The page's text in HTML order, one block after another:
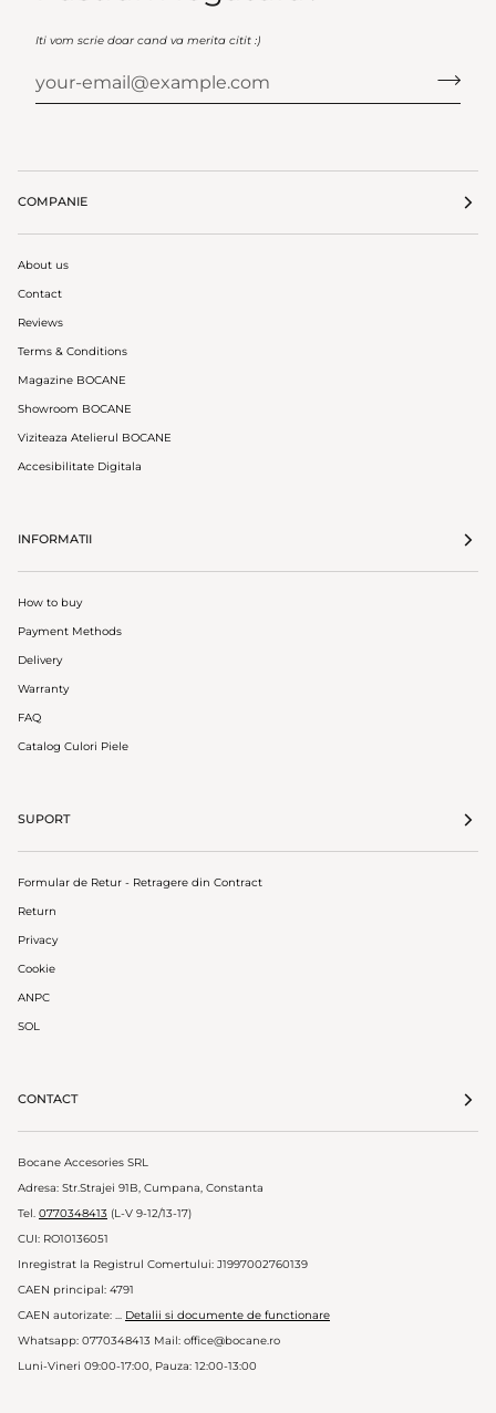
Iti vom scrie doar cand va merita citit :)
COMPANIE
About us
Contact
Reviews
Terms & Conditions
Magazine BOCANE
Showroom BOCANE
Viziteaza Atelierul BOCANE
Accesibilitate Digitala
INFORMATII
How to buy
Payment Methods
Delivery
Warranty
FAQ
Catalog Culori Piele
SUPORT
Formular de Retur - Retragere din Contract
Return
Privacy
Cookie
ANPC
SOL
CONTACT
Bocane Accesories SRL
Adresa: Str.Strajei 91B, Cumpana, Constanta
Tel. 0770348413 (L-V 9-12/13-17)
CUI: RO10136051
Inregistrat la Registrul Comertului: J1997002760139
CAEN principal: 4791
CAEN autorizate: ... Detalii si documente de functionare
Whatsapp: 0770348413 Mail: office@bocane.ro
Luni-Vineri 09:00-17:00, Pauza: 12:00-13:00